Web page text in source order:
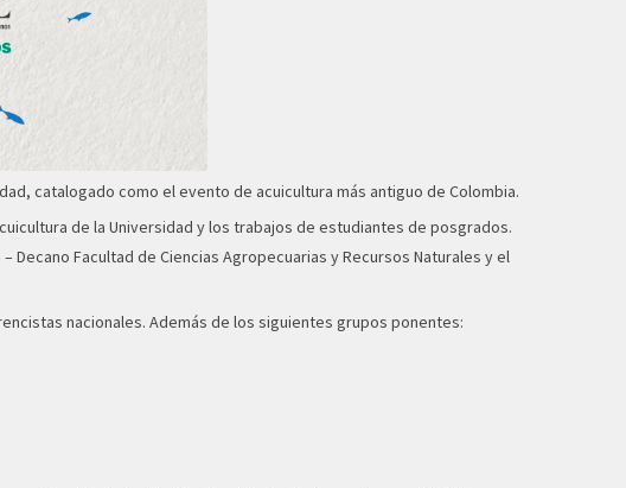
catalogado como el evento de acuicultura más antiguo de Colombia.
de la Universidad y los trabajos de estudiantes de posgrados.
Decano Facultad de Ciencias Agropecuarias y Recursos Naturales y el
nacionales. Además de los siguientes grupos ponentes: